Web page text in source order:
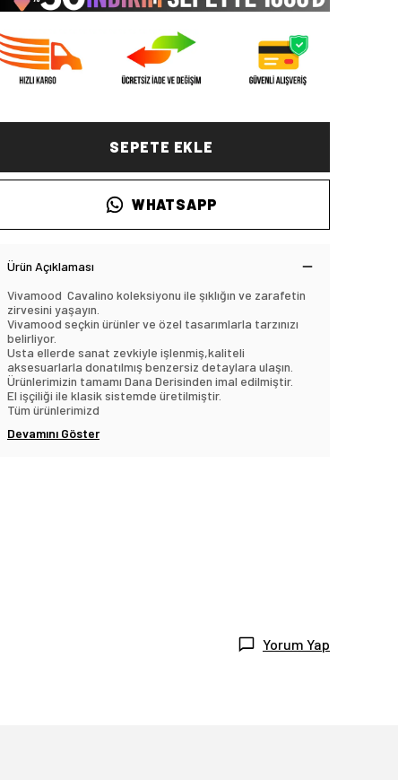
SEPETE EKLE
WHATSAPP
Ürün Açıklaması
Vivamood Cavalino koleksiyonu ile şıklığın ve zarafetin
zirvesini yaşayın.
Vivamood seçkin ürünler ve özel tasarımlarla tarzınızı
belirliyor.
Usta ellerde sanat zevkiyle işlenmiş,kaliteli
aksesuarlarla donatılmış benzersiz detaylara ulaşın.
Ürünlerimizin tamamı Dana Derisinden imal edilmiştir.
El işçiliği ile klasik sistemde üretilmiştir.
Tüm ürünlerimizd
Devamını Göster
Yorum Yap